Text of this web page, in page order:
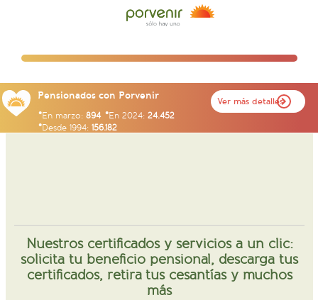
Pensionados con Porvenir
En marzo: 894 En 2024: 24.452
Desde 1994: 156.182
Ver más detalles
Nuestros certificados y servicios a un clic:
solicita tu beneficio pensional, descarga tus
certificados, retira tus cesantías y muchos
más